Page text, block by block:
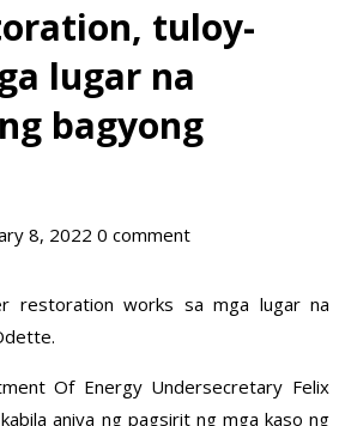
tuloy-
lugar na
bagyong
8, 2022 0 comment
restoration works sa mga lugar na
Of Energy Undersecretary Felix
aniya ng pagsirit ng mga kaso ng